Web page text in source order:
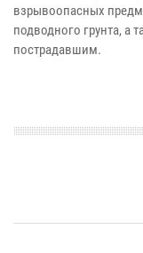
взрывоопасных
подводного грунта, а
пострадавшим.